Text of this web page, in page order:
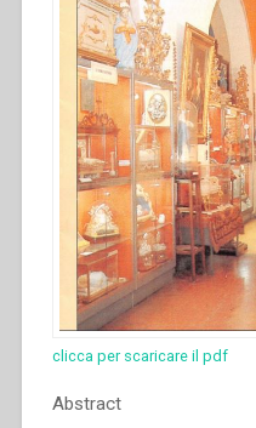
clicca per scaricare il pdf
Abstract